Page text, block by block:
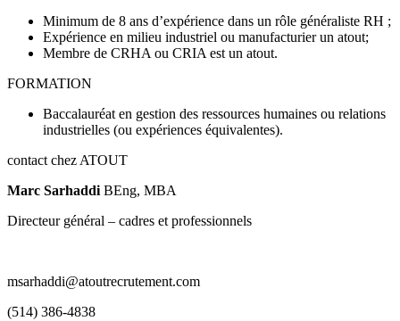
Minimum de 8 ans d’expérience dans un rôle généraliste RH ;
Expérience en milieu industriel ou manufacturier un atout;
Membre de CRHA ou CRIA est un atout.
FORMATION
Baccalauréat en gestion des ressources humaines ou relations
industrielles (ou expériences équivalentes).
contact chez ATOUT
Marc SarhaddiBEng, MBA
Directeur général – cadres et professionnels
msarhaddi@atoutrecrutement.com
(514) 386-4838